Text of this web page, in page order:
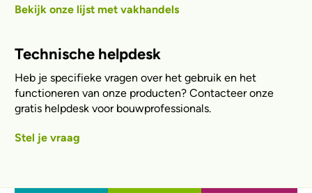
Bekijk onze lijst met vakhandels
Technische helpdesk
Heb je specifieke vragen over het gebruik en het
functioneren van onze producten? Contacteer onze
gratis helpdesk voor bouwprofessionals.
Stel je vraag